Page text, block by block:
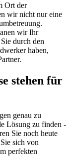
Ort der
wir nicht nur eine
wir Ihr
durch den
haben,
stehen für
genau zu
Lösung zu finden -
Sie noch heute
sich von
perfekten